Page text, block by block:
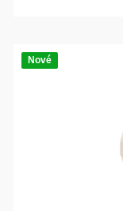
Nové